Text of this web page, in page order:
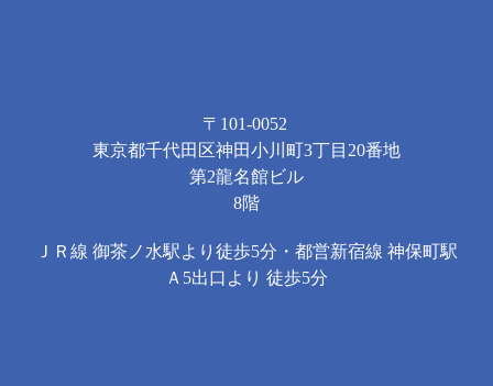
〒101-0052
東京都千代田区神田小川町3丁目20番地
第2龍名館ビル
8階
ＪＲ線 御茶ノ水駅より徒歩5分・都営新宿線 神保町駅
Ａ5出口より 徒歩5分